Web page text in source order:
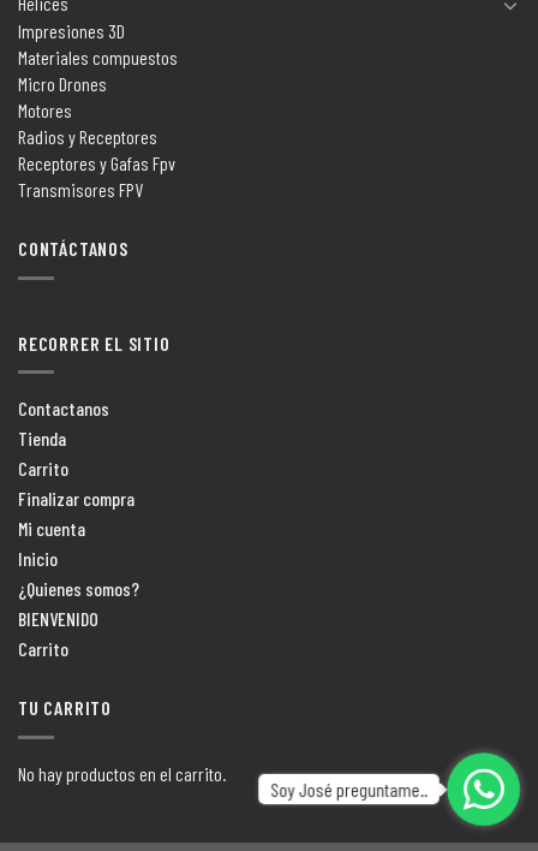
Impresiones 3D
Materiales compuestos
Micro Drones
Motores
Radios y Receptores
Receptores y Gafas Fpv
Transmisores FPV
CONTÁCTANOS
RECORRER EL SITIO
Contactanos
Tienda
Carrito
Finalizar compra
Mi cuenta
Inicio
¿Quienes somos?
BIENVENIDO
Carrito
TU CARRITO
No hay productos en el carrito.
Soy José preguntame..